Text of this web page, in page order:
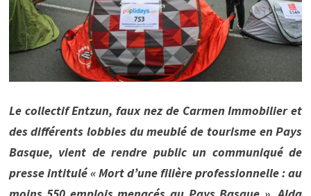
Le collectif Entzun, faux nez de Carmen Immobilier et
des différents lobbies du meublé de tourisme en Pays
Basque, vient de rendre public un communiqué de
presse intitulé « Mort d’une filière professionnelle : au